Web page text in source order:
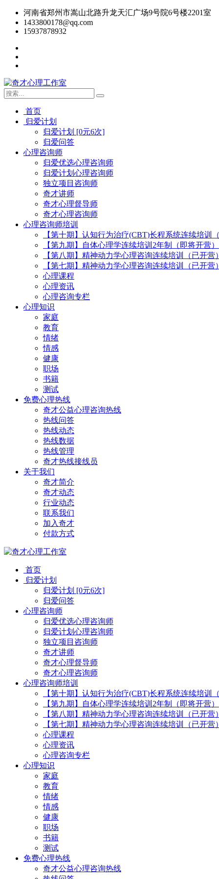
河南省郑州市嵩山北路升龙天汇广场9号院6号楼2201室
1433800178@qq.com
15937878932
首页
归爱计划
归爱计划 [0元6次]
归爱问答
心理咨询师
归爱优选心理咨询师
归爱计划心理咨询师
独立项目咨询师
奇才讲师
奇才心理督导师
奇才心理咨询师
心理咨询师培训
【第十期】认知行为治疗(CBT)长程系统连续培训
【第九期】自体心理学连续培训2年制（即将开营）
【第八期】精神动力学心理咨询连续培训（已开营）
【第七期】精神动力学心理咨询连续培训（已开营）
心理课程
心理资讯
心理咨询专栏
心理知识
家庭
教育
情绪
情感
健康
职场
书籍
测试
免费心理热线
奇才公益心理咨询热线
热线问答
热线动态
热线数据
热线管理
奇才热线接线员
关于我们
奇才简介
奇才动态
行业动态
联系我们
加入奇才
付款方式
首页
归爱计划
归爱计划 [0元6次]
归爱问答
心理咨询师
归爱优选心理咨询师
归爱计划心理咨询师
独立项目咨询师
奇才讲师
奇才心理督导师
奇才心理咨询师
心理咨询师培训
【第十期】认知行为治疗(CBT)长程系统连续培训
【第九期】自体心理学连续培训2年制（即将开营）
【第八期】精神动力学心理咨询连续培训（已开营）
【第七期】精神动力学心理咨询连续培训（已开营）
心理课程
心理资讯
心理咨询专栏
心理知识
家庭
教育
情绪
情感
健康
职场
书籍
测试
免费心理热线
奇才公益心理咨询热线